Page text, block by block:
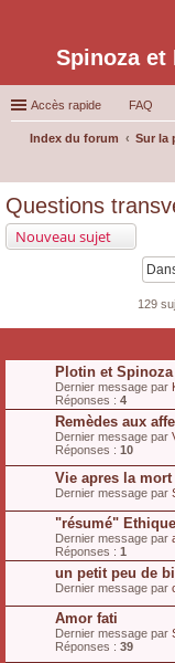
Spinoza et
Accès rapide FAQ
Index du forum Sur la
Questions
Nouveau sujet
129
Plotin et Spinoza
Dernier message par
Réponses : 4
Remèdes aux
Dernier message par
Réponses : 10
Vie apres la mort
Dernier message par
"résumé" Ethique
Dernier message par
Réponses : 1
un petit peu de
Dernier message par
Amor fati
Dernier message par
Réponses : 39